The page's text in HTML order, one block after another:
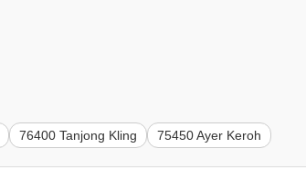
76400 Tanjong Kling 75450 Ayer Keroh